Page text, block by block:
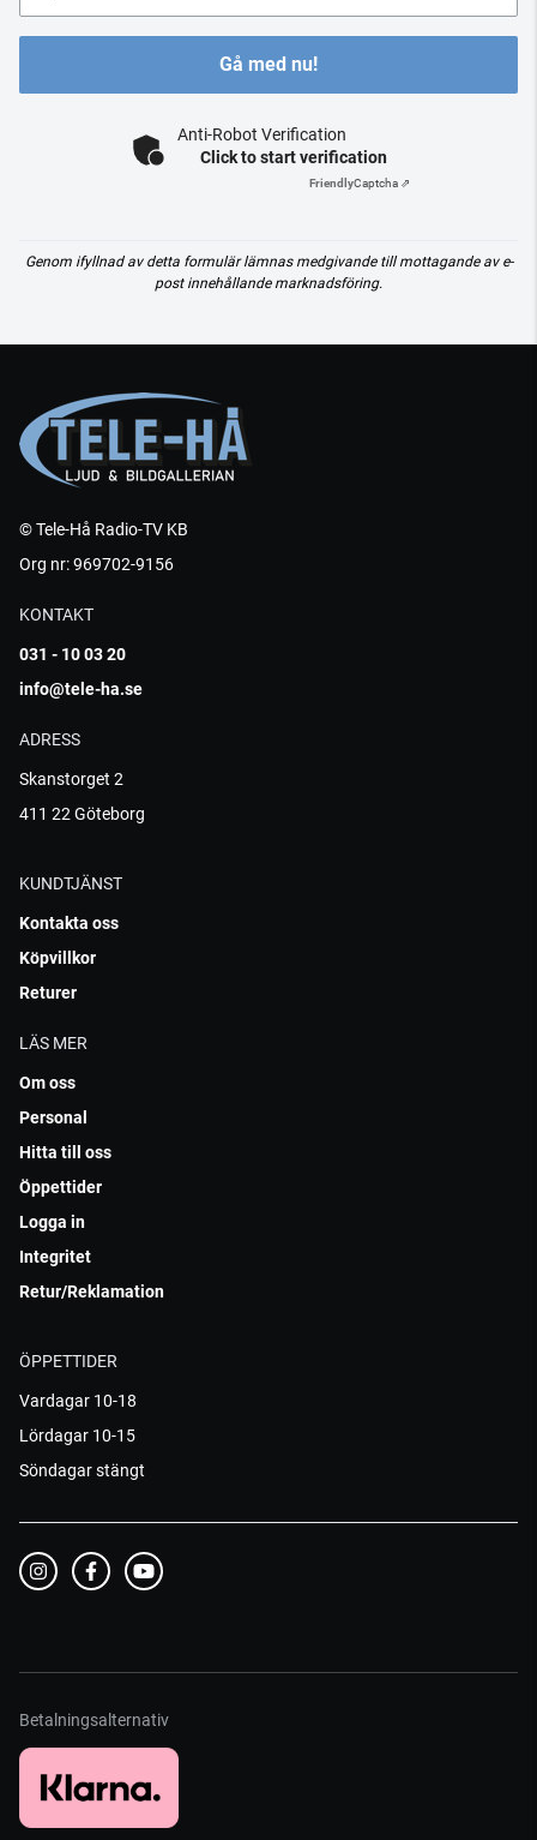
Gå med nu!
Anti-Robot Verification
Click to start verification
FriendlyCaptcha ⇗
Genom ifyllnad av detta formulär lämnas medgivande till mottagande av e-
post innehållande marknadsföring.
© Tele-Hå Radio-TV KB
Org nr: 969702-9156
KONTAKT
031 - 10 03 20
info@tele-ha.se
ADRESS
Skanstorget 2
411 22 Göteborg
KUNDTJÄNST
Kontakta oss
Köpvillkor
Returer
LÄS MER
Om oss
Personal
Hitta till oss
Öppettider
Logga in
Integritet
Retur/Reklamation
ÖPPETTIDER
Vardagar 10-18
Lördagar 10-15
Söndagar stängt
Betalningsalternativ